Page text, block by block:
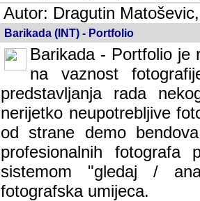
Autor: Dragutin
Barikada (INT) - Portfolio
Barikada - Portfolio je
na vaznost
predstavljanja rada
nerijetko neupotrebljive
od strane demo
profesionalnih fotografa
sistemom "gledaj /
fotografska umijeca.